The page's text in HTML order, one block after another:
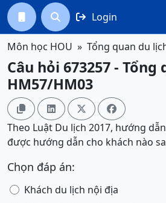
  Login
Môn học HOU Tổng quan du
Câu hỏi 673257 -
HM57/HM03
   
Theo Luật Du lịch 2017, hướng
được hướng dẫn cho khách nào
Chọn đáp án:
Khách du lịch nội địa